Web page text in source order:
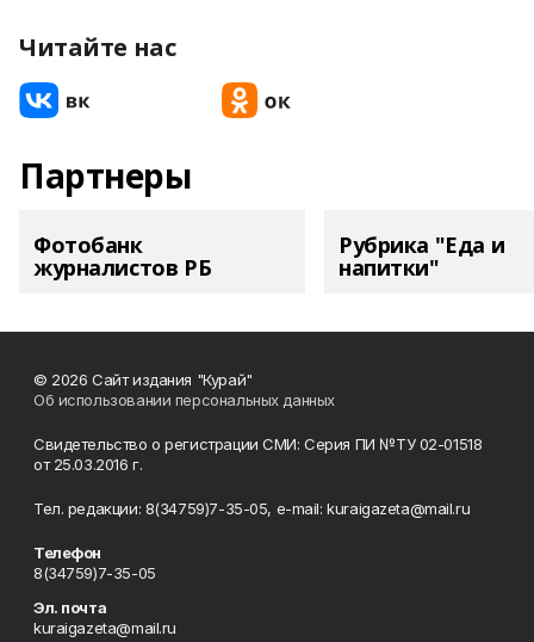
Читайте нас
Партнеры
Фотобанк
журналистов РБ
Рубрика "Еда и
напитки"
© 2026 Сайт издания "Курай"
Об использовании персональных данных
Свидетельство о регистрации СМИ: Серия ПИ №ТУ 02-01518
от 25.03.2016 г.
Тел. редакции: 8(34759)7-35-05, e-mail: kuraigazeta@mail.ru
Телефон
8(34759)7-35-05
Эл. почта
kuraigazeta@mail.ru